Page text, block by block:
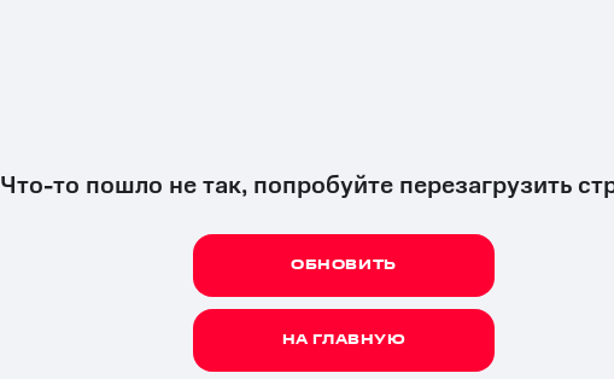
Что-то пошло не так, попробуйте перезагрузить
ОБНОВИТЬ
НА ГЛАВНУЮ